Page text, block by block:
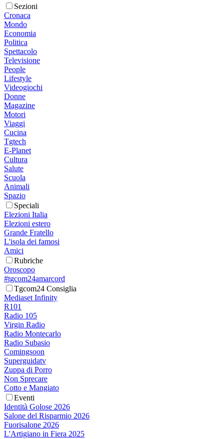
Sezioni
Cronaca
Mondo
Economia
Politica
Spettacolo
Televisione
People
Lifestyle
Videogiochi
Donne
Magazine
Motori
Viaggi
Cucina
Tgtech
E-Planet
Cultura
Salute
Scuola
Animali
Spazio
Speciali
Elezioni Italia
Elezioni estero
Grande Fratello
L'isola dei famosi
Amici
Rubriche
Oroscopo
#tgcom24amarcord
Tgcom24 Consiglia
Mediaset Infinity
R101
Radio 105
Virgin Radio
Radio Montecarlo
Radio Subasio
Comingsoon
Superguidatv
Zuppa di Porro
Non Sprecare
Cotto e Mangiato
Eventi
Identità Golose 2026
Salone del Risparmio 2026
Fuorisalone 2026
L'Artigiano in Fiera 2025